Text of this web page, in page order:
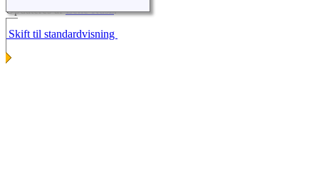
Opdateres afLene Rüsz.
Skift til standardvisning